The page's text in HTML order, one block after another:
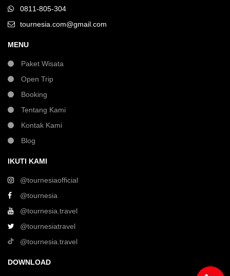
0811-805-304
tournesia.com@gmail.com
MENU
Paket Wisata
Open Trip
Booking
Tentang Kami
Kontak Kami
Blog
IKUTI KAMI
@tournesiaofficial
@tournesia
@tournesia.travel
@tournesiatravel
@tournesia.travel
DOWNLOAD